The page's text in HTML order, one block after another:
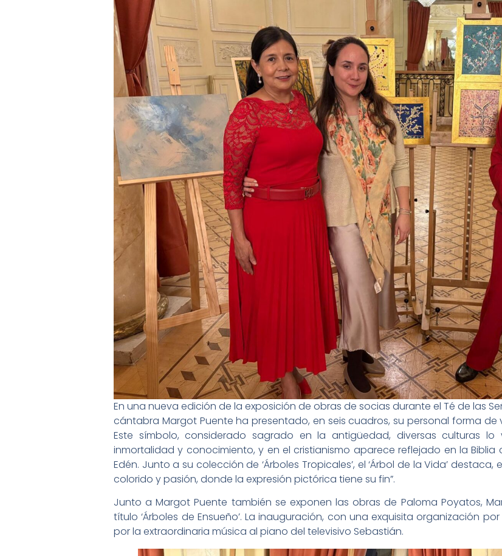
En una nueva edición de la exposición de obras de socias durante el Té de las
cántabra Margot Puente ha presentado, en seis cuadros, su personal forma de
Este símbolo, considerado sagrado en la antigüedad, diversas culturas
inmortalidad y conocimiento, y en el cristianismo aparece reflejado en la
Edén. Junto a su colección de ‘Árboles Tropicales’, el ‘Árbol de la Vida’
colorido y pasión, donde la expresión pictórica tiene su fin”.
Junto a Margot Puente también se exponen las obras de Paloma Poyatos,
título ‘Árboles de Ensueño’. La inauguración, con una exquisita organización
por la extraordinaria música al piano del televisivo Sebastián.